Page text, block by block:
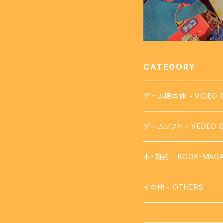
CATEGORY
ゲーム機本体 - VIDEO
ゲームソフト - VEDEO
【FC】ファミコン -
【FDS】ディスクシステ
本・雑誌 - BOOK・
攻略本
その他 - OTHERS